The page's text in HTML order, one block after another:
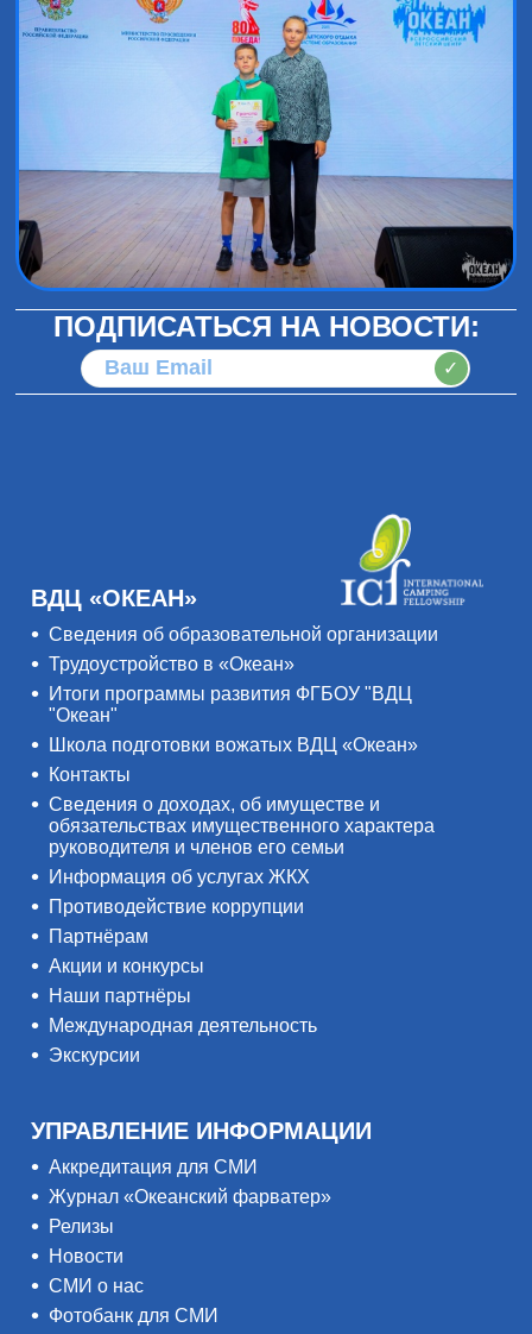
ПОДПИСАТЬСЯ НА НОВОСТИ:
✓
ВДЦ «ОКЕАН»
Сведения об образовательной организации
Трудоустройство в «Океан»
Итоги программы развития ФГБОУ "ВДЦ
"Океан"
Школа подготовки вожатых ВДЦ «Океан»
Контакты
Сведения о доходах, об имуществе и
обязательствах имущественного характера
руководителя и членов его семьи
Информация об услугах ЖКХ
Противодействие коррупции
Партнёрам
Акции и конкурсы
Наши партнёры
Международная деятельность
Экскурсии
УПРАВЛЕНИЕ ИНФОРМАЦИИ
Аккредитация для СМИ
Журнал «Океанский фарватер»
Релизы
Новости
СМИ о нас
Фотобанк для СМИ